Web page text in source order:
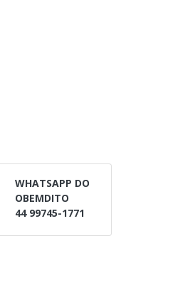
WHATSAPP DO
OBEMDITO
44 99745-1771